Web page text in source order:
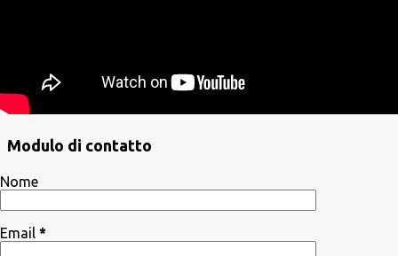
Modulo di contatto
Nome
Email *